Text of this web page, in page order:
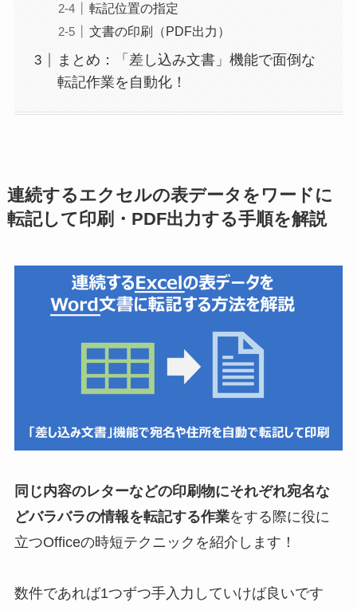
転記位置の指定
文書の印刷（PDF出力）
まとめ：「差し込み文書」機能で面倒な
転記作業を自動化！
連続するエクセルの表データをワードに
転記して印刷・PDF出力する手順を解説
同じ内容のレターなどの印刷物にそれぞれ宛名な
どバラバラの情報を転記する作業をする際に役に
立つOfficeの時短テクニックを紹介します！
数件であれば1つずつ手入力していけば良いです